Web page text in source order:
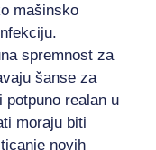
mašinsko
spremnost za
šanse za
potpuno realan u
moraju biti
novih